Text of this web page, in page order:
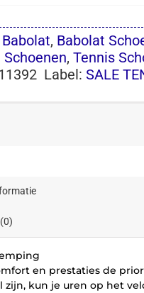
Babolat, Babolat
Schoenen, Tennis
Label: SALE
en prestaties de
zijn, kun je uren op het